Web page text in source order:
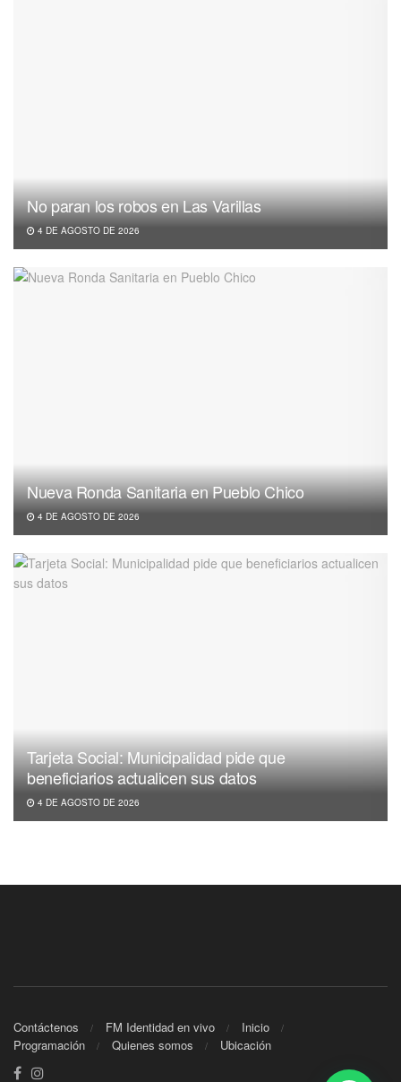
No paran los robos en Las Varillas
4 DE AGOSTO DE 2026
Nueva Ronda Sanitaria en Pueblo Chico
4 DE AGOSTO DE 2026
Tarjeta Social: Municipalidad pide que
beneficiarios actualicen sus datos
4 DE AGOSTO DE 2026
Contáctenos FM Identidad en vivo
Inicio
Programación
Quienes somos Ubicación